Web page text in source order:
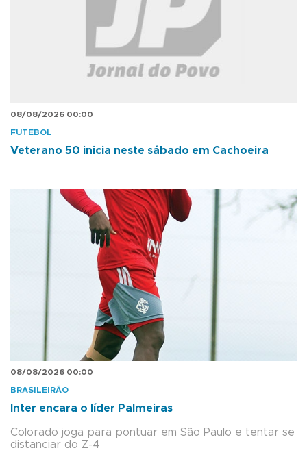
08/08/2026 00:00
FUTEBOL
Veterano 50 inicia neste sábado em Cachoeira
08/08/2026 00:00
BRASILEIRÃO
Inter encara o líder Palmeiras
Colorado joga para pontuar em São Paulo e tentar se
distanciar do Z-4